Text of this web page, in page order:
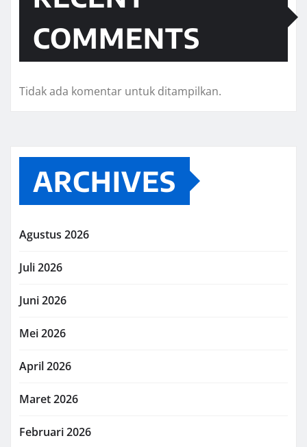
COMMENTS
Tidak ada komentar untuk ditampilkan.
ARCHIVES
Agustus 2026
Juli 2026
Juni 2026
Mei 2026
April 2026
Maret 2026
Februari 2026